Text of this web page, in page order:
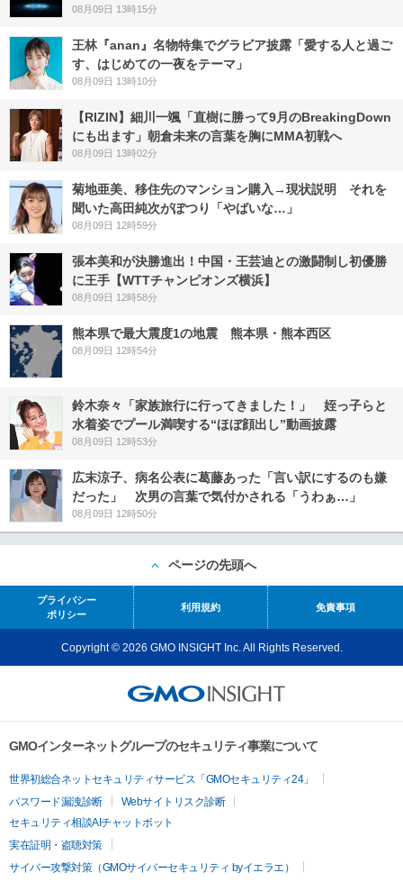
08月09日 13時15分
王林『anan』名物特集でグラビア披露「愛する人と過ご
す、はじめての一夜をテーマ」
08月09日 13時10分
【RIZIN】細川一颯「直樹に勝って9月のBreakingDown
にも出ます」朝倉未来の言葉を胸にMMA初戦へ
08月09日 13時02分
菊地亜美、移住先のマンション購入→現状説明 それを
聞いた高田純次がぽつり「やばいな…」
08月09日 12時59分
張本美和が決勝進出！中国・王芸迪との激闘制し初優勝
に王手【WTTチャンピオンズ横浜】
08月09日 12時58分
熊本県で最大震度1の地震 熊本県・熊本西区
08月09日 12時54分
鈴木奈々「家族旅行に行ってきました！」 姪っ子らと
水着姿でプール満喫する“ほぼ顔出し”動画披露
08月09日 12時53分
広末涼子、病名公表に葛藤あった「言い訳にするのも嫌
だった」 次男の言葉で気付かされる「うわぁ…」
08月09日 12時50分
ページの先頭へ
プライバシー
ポリシー
利用規約 免責事項
Copyright © 2026 GMO INSIGHT Inc. All Rights Reserved.
GMOインターネットグループのセキュリティ事業について
世界初総合ネットセキュリティサービス「GMOセキュリティ24」
パスワード漏洩診断
Webサイトリスク診断
セキュリティ相談AIチャットボット
実在証明・盗聴対策
サイバー攻撃対策（GMOサイバーセキュリティ byイエラエ）